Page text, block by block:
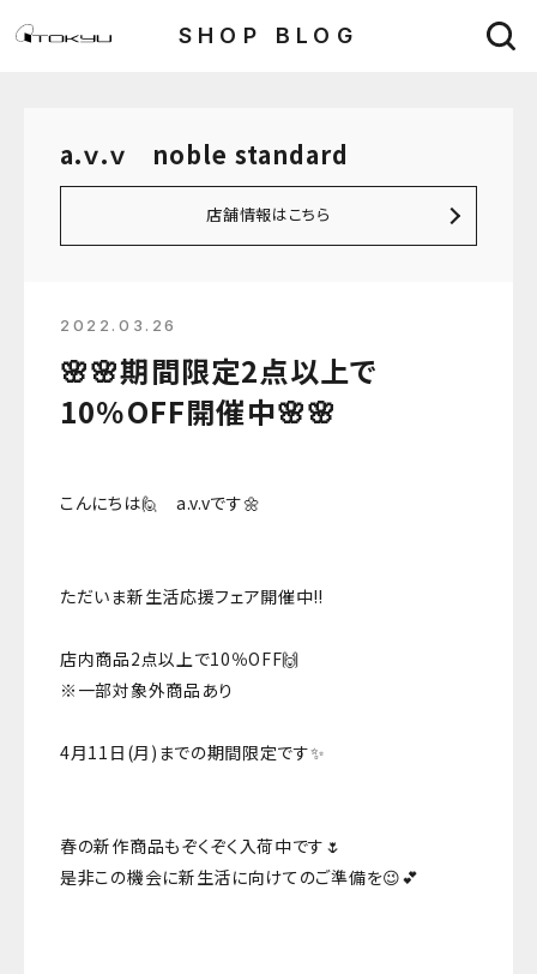
SHOP BLOG
a.ｖ.ｖ noble standard
店舗情報はこちら
2022.03.26
🌸🌸期間限定2点以上で
10％OFF開催中🌸🌸
こんにちは🙋 a.v.vです🌼
ただいま新生活応援フェア開催中‼
店内商品2点以上で10％OFF🙌
※一部対象外商品あり
4月11日(月)までの期間限定です✨
春の新作商品もぞくぞく入荷中です🌷
是非この機会に新生活に向けてのご準備を😉💕